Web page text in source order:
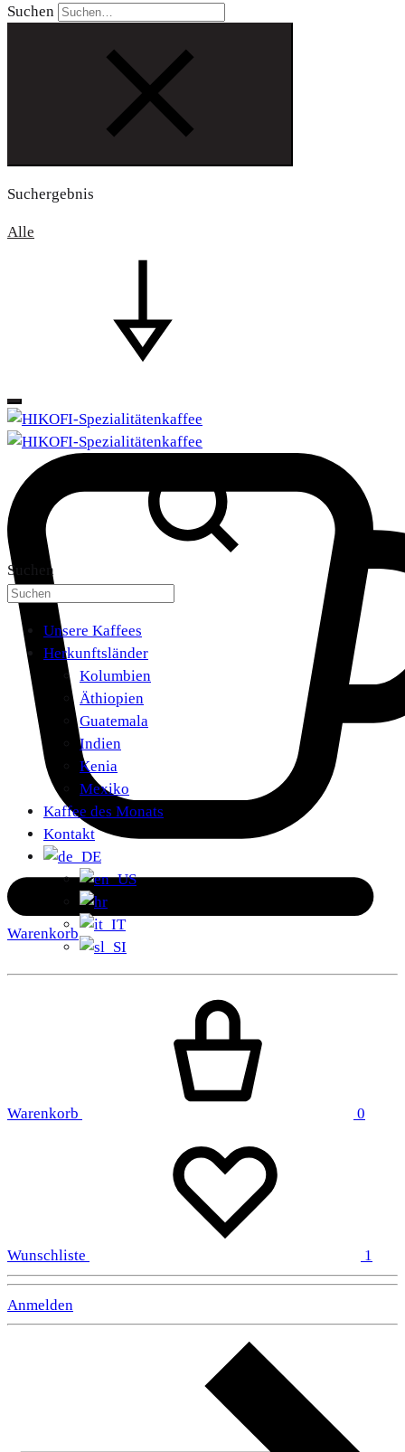
Suchen
Suchergebnis
Alle
Warenkorb
Suchen
Unsere Kaffees
Herkunftsländer
Kolumbien
Äthiopien
Guatemala
Indien
Kenia
Mexiko
Kaffee des Monats
Kontakt
Warenkorb 0
Wunschliste 1
Anmelden